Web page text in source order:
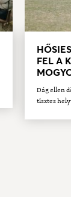
FEL A
Dág ellen
tisztes